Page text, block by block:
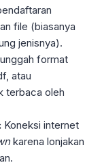
file (biasanya
jenisnya).
format
atau
terbaca oleh
Koneksi internet
karena lonjakan